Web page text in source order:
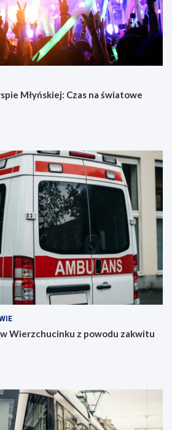
Młyńskiej: Czas na światowe
Wierzchucinku z powodu zakwitu